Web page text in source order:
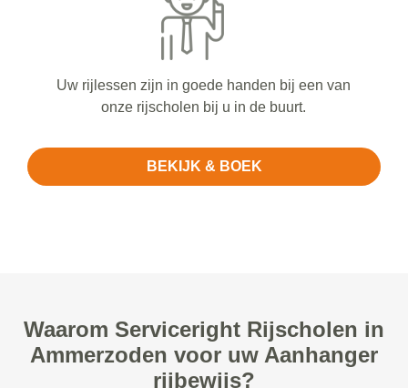
Uw rijlessen zijn in goede handen bij een van
onze rijscholen bij u in de buurt.
BEKIJK & BOEK
Waarom Serviceright Rijscholen in
Ammerzoden voor uw Aanhanger
rijbewijs?